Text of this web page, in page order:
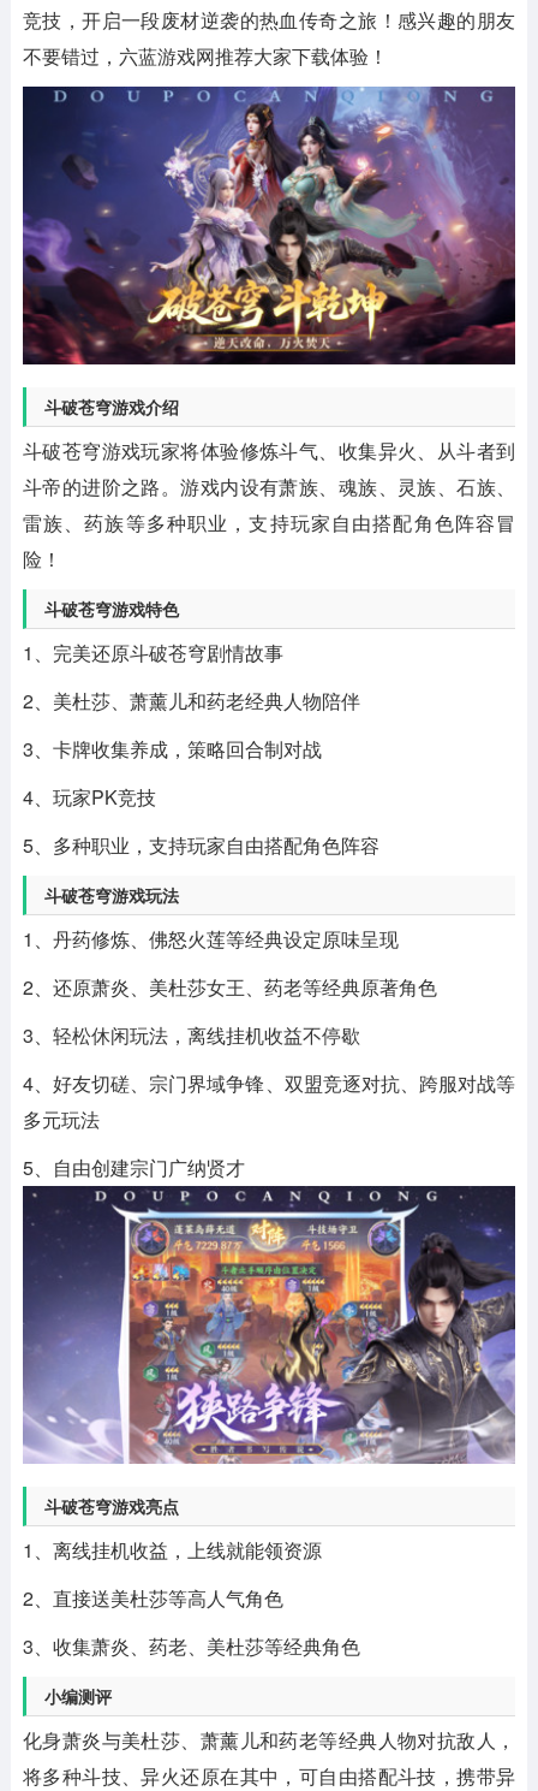
竞技，开启一段废材逆袭的热血传奇之旅！感兴趣的朋友
不要错过，六蓝游戏网推荐大家下载体验！
斗破苍穹游戏介绍
斗破苍穹游戏玩家将体验修炼斗气、收集异火、从斗者到
斗帝的进阶之路。游戏内设有萧族、魂族、灵族、石族、
雷族、药族等多种职业，支持玩家自由搭配角色阵容冒
险！
斗破苍穹游戏特色
1、完美还原斗破苍穹剧情故事
2、美杜莎、萧薰儿和药老经典人物陪伴
3、卡牌收集养成，策略回合制对战
4、玩家PK竞技
5、多种职业，支持玩家自由搭配角色阵容
斗破苍穹游戏玩法
1、丹药修炼、佛怒火莲等经典设定原味呈现
2、还原萧炎、美杜莎女王、药老等经典原著角色
3、轻松休闲玩法，离线挂机收益不停歇
4、好友切磋、宗门界域争锋、双盟竞逐对抗、跨服对战等
多元玩法
5、自由创建宗门广纳贤才
斗破苍穹游戏亮点
1、离线挂机收益，上线就能领资源
2、直接送美杜莎等高人气角色
3、收集萧炎、药老、美杜莎等经典角色
小编测评
化身萧炎与美杜莎、萧薰儿和药老等经典人物对抗敌人，
将多种斗技、异火还原在其中，可自由搭配斗技，携带异